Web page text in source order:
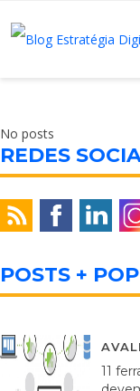
No posts
REDES
POSTS +
11